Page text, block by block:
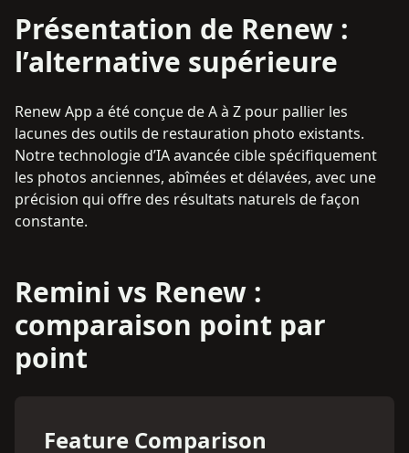
Présentation de Renew :
l’alternative supérieure
Renew App a été conçue de A à Z pour pallier les
lacunes des outils de restauration photo existants.
Notre technologie d’IA avancée cible spécifiquement
les photos anciennes, abîmées et délavées, avec une
précision qui offre des résultats naturels de façon
constante.
Remini vs Renew :
comparaison point par
point
Feature Comparison